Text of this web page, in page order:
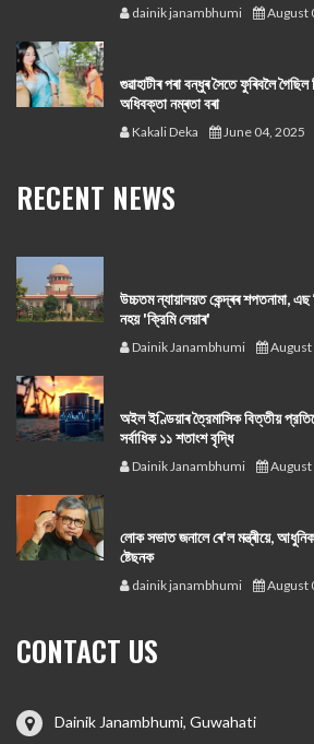
dainik janambhumi August
গুৱাহাটীৰ পৰা বন্ধুৰ সৈতে ফুৰিবলৈ
অধিবক্তা নম্ৰতা বৰা
Kakali Deka June 04, 2025
RECENT NEWS
উচ্চতম ন্যায়ালয়ত কেন্দ্ৰৰ শপতনামা,
নহয় 'ক্রিমি লেয়াৰ'
Dainik Janambhumi
অইল ইণ্ডিয়াৰ ত্রৈমাসিক বিত্তীয়
সর্বাধিক ১১ শতাংশ বৃদ্ধি
Dainik Janambhumi
লোক সভাত জনালে ৰে'ল মন্ত্ৰীয়ে,
ষ্টেছনক
dainik janambhumi August
CONTACT US
Dainik Janambhumi, Guwahati